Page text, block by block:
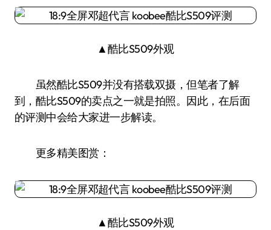
▲酷比S509外观
虽然酷比S509并没有搭载双摄，但笔者了解
到，酷比S509的卖点之一就是拍照。因此，在后面
的评测中会给大家进一步解读。
更多精美图赏：
▲酷比S509外观